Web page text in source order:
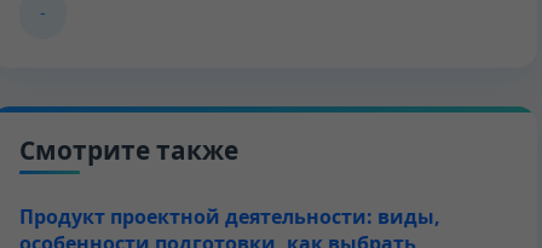
-
Смотрите также
Продукт проектной деятельности: виды,